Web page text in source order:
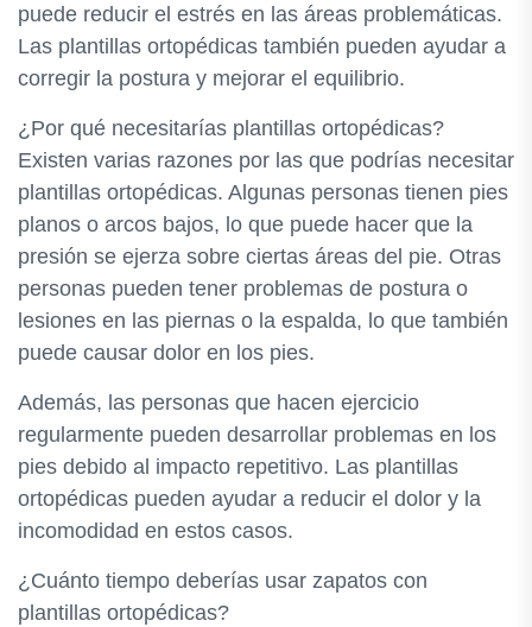
puede reducir el estrés en las áreas problemáticas.
Las plantillas ortopédicas también pueden ayudar a
corregir la postura y mejorar el equilibrio.
¿Por qué necesitarías plantillas ortopédicas?
Existen varias razones por las que podrías necesitar
plantillas ortopédicas. Algunas personas tienen pies
planos o arcos bajos, lo que puede hacer que la
presión se ejerza sobre ciertas áreas del pie. Otras
personas pueden tener problemas de postura o
lesiones en las piernas o la espalda, lo que también
puede causar dolor en los pies.
Además, las personas que hacen ejercicio
regularmente pueden desarrollar problemas en los
pies debido al impacto repetitivo. Las plantillas
ortopédicas pueden ayudar a reducir el dolor y la
incomodidad en estos casos.
¿Cuánto tiempo deberías usar zapatos con
plantillas ortopédicas?